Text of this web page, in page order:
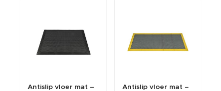
Antislip vloer mat –
Antislip vloer mat –